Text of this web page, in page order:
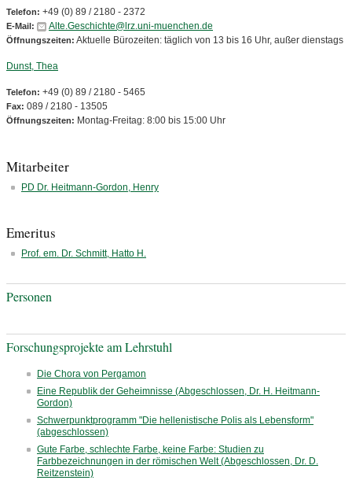
Telefon: +49 (0) 89 / 2180 - 2372
E-Mail: Alte.Geschichte@lrz.uni-muenchen.de
Öffnungszeiten: Aktuelle Bürozeiten: täglich von 13 bis 16 Uhr, außer dienstags
Dunst, Thea
Telefon: +49 (0) 89 / 2180 - 5465
Fax: 089 / 2180 - 13505
Öffnungszeiten: Montag-Freitag: 8:00 bis 15:00 Uhr
Mitarbeiter
PD Dr. Heitmann-Gordon, Henry
Emeritus
Prof. em. Dr. Schmitt, Hatto H.
Personen
Forschungsprojekte am Lehrstuhl
Die Chora von Pergamon
Eine Republik der Geheimnisse (Abgeschlossen, Dr. H. Heitmann-
Gordon)
Schwerpunktprogramm "Die hellenistische Polis als Lebensform"
(abgeschlossen)
Gute Farbe, schlechte Farbe, keine Farbe: Studien zu
Farbbezeichnungen in der römischen Welt (Abgeschlossen, Dr. D.
Reitzenstein)